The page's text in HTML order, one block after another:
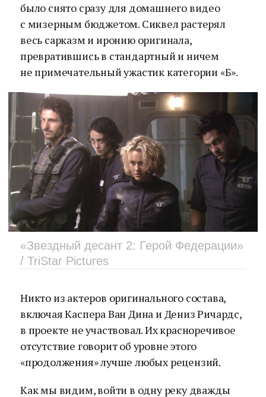
было снято сразу для домашнего видео
с мизерным бюджетом. Сиквел растерял
весь сарказм и иронию оригинала,
превратившись в стандартный и ничем
не примечательный ужастик категории «Б».
«Звездный десант 2: Герой Федерации»
/ TriStar Pictures
Никто из актеров оригинального состава,
включая Каспера Ван Дина и Дениз Ричардс,
в проекте не участвовал. Их красноречивое
отсутствие говорит об уровне этого
«продолжения» лучше любых рецензий.
Как мы видим, войти в одну реку дважды